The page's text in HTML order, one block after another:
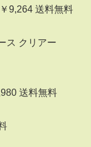
9,264 送料無料
ス クリアー
送料無料